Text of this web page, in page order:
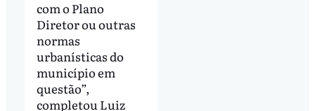
com o Plano
Diretor ou outras
normas
urbanísticas do
município em
questão”,
completou Luiz